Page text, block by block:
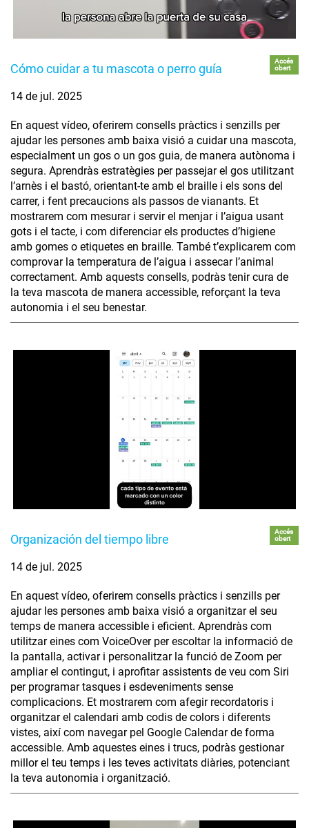
Cómo cuidar a tu mascota o perro guía
Accés
obert
14 de jul. 2025
En aquest vídeo, oferirem consells pràctics i senzills per
ajudar les persones amb baixa visió a cuidar una mascota,
especialment un gos o un gos guia, de manera autònoma i
segura. Aprendràs estratègies per passejar el gos utilitzant
l’arnès i el bastó, orientant-te amb el braille i els sons del
carrer, i fent precaucions als passos de vianants. Et
mostrarem com mesurar i servir el menjar i l’aigua usant
gots i el tacte, i com diferenciar els productes d’higiene
amb gomes o etiquetes en braille. També t’explicarem com
comprovar la temperatura de l’aigua i assecar l’animal
correctament. Amb aquests consells, podràs tenir cura de
la teva mascota de manera accessible, reforçant la teva
autonomia i el seu benestar.
Organización del tiempo libre
Accés
obert
14 de jul. 2025
En aquest vídeo, oferirem consells pràctics i senzills per
ajudar les persones amb baixa visió a organitzar el seu
temps de manera accessible i eficient. Aprendràs com
utilitzar eines com VoiceOver per escoltar la informació de
la pantalla, activar i personalitzar la funció de Zoom per
ampliar el contingut, i aprofitar assistents de veu com Siri
per programar tasques i esdeveniments sense
complicacions. Et mostrarem com afegir recordatoris i
organitzar el calendari amb codis de colors i diferents
vistes, així com navegar pel Google Calendar de forma
accessible. Amb aquestes eines i trucs, podràs gestionar
millor el teu temps i les teves activitats diàries, potenciant
la teva autonomia i organització.